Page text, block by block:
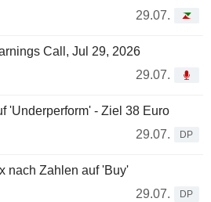
29.07.
Call, Jul 29, 2026
29.07.
'Underperform' - Ziel 38 Euro
29.07.
DP
nach Zahlen auf 'Buy'
29.07.
DP